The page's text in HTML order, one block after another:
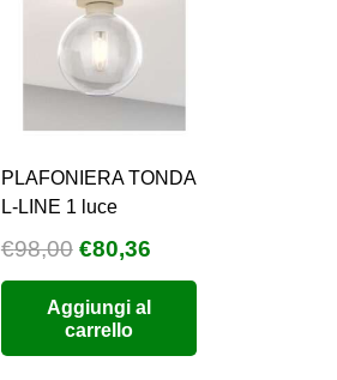
PLAFONIERA TONDA
L-LINE 1 luce
€98,00 Il
prezzo
originale
era:
€80,36Il
prezzo
attuale
Aggiungi al
carrello